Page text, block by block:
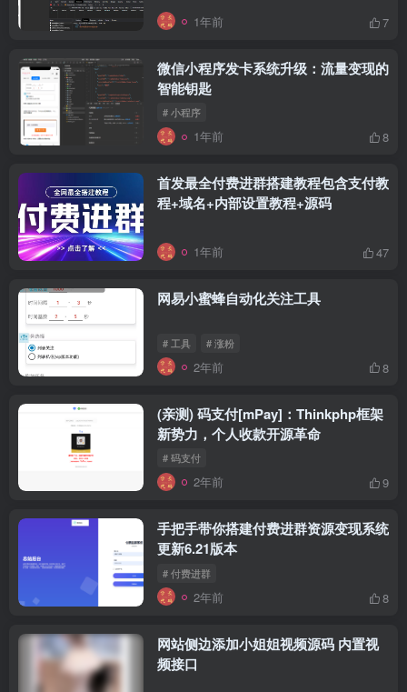
1年前 7
微信小程序发卡系统升级：流量变现的
智能钥匙
# 小程序
1年前 8
首发最全付费进群搭建教程包含支付教
程+域名+内部设置教程+源码
1年前 47
网易小蜜蜂自动化关注工具
# 工具 # 涨粉
2年前 8
(亲测) 码支付[mPay]：Thinkphp框架
新势力，个人收款开源革命
# 码支付
2年前 9
手把手带你搭建付费进群资源变现系统
更新6.21版本
# 付费进群
2年前 8
网站侧边添加小姐姐视频源码 内置视
频接口